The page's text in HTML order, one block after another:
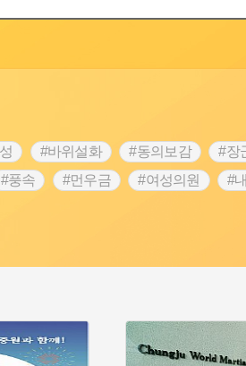
#바위설화 #동의보감 #장
#풍속 #먼우금 #여성의원 #
#김마리아 #여성 독립운동가
#의병활동 #영산포 #수령